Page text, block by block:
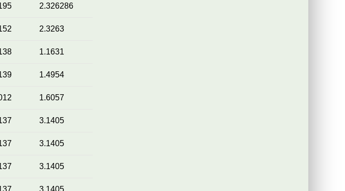
2.326286
2.3263
1.1631
1.4954
1.6057
3.1405
3.1405
3.1405